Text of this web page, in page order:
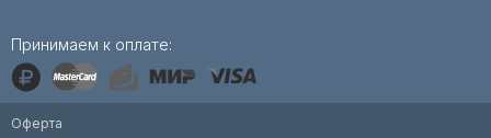
Принимаем к оплате:
Оферта